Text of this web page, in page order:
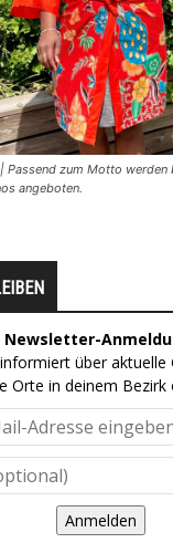
Passend zum Motto werden
angeboten.
Newsletter-
über aktuelle
Orte in deinem Bezirk
Anmelden